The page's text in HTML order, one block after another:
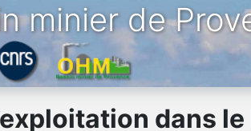
minier de
dans